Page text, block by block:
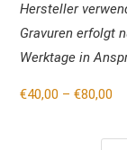
Hersteller
Gravuren erfolgt
Werktage in
€40,00 –€80,00